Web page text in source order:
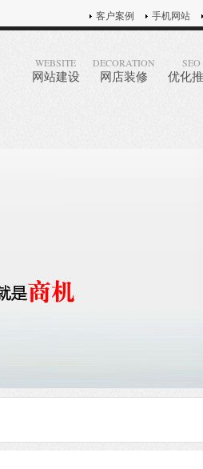
客户案例 手机网站
WEBSITE
网站建设
DECORATION
网店装修
SEO
优化